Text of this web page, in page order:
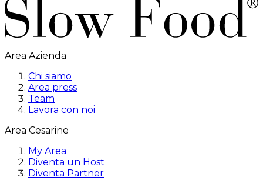
Area Azienda
Chi siamo
Area press
Team
Lavora con noi
Area Cesarine
My Area
Diventa un Host
Diventa Partner